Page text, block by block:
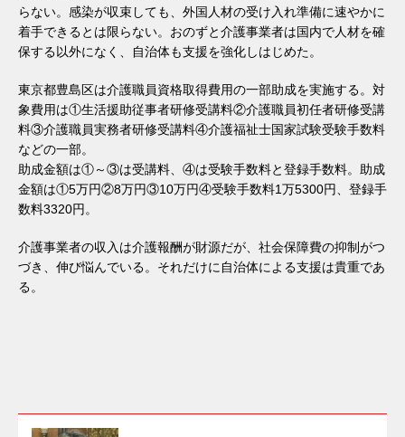
らない。感染が収束しても、外国人材の受け入れ準備に速やかに
着手できるとは限らない。おのずと介護事業者は国内で人材を確
保する以外になく、自治体も支援を強化しはじめた。
東京都豊島区は介護職員資格取得費用の一部助成を実施する。対
象費用は①生活援助従事者研修受講料②介護職員初任者研修受講
料③介護職員実務者研修受講料④介護福祉士国家試験受験手数料
などの一部。
助成金額は①～③は受講料、④は受験手数料と登録手数料。助成
金額は①5万円②8万円③10万円④受験手数料1万5300円、登録手
数料3320円。
介護事業者の収入は介護報酬が財源だが、社会保障費の抑制がつ
づき、伸び悩んでいる。それだけに自治体による支援は貴重であ
る。